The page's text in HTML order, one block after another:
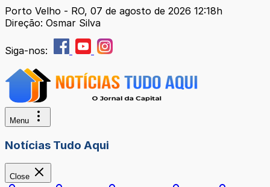
Porto Velho - RO, 07 de agosto de 2026 12:18h
Direção: Osmar Silva
Siga-nos:
Menu
Notícias Tudo Aqui
Close